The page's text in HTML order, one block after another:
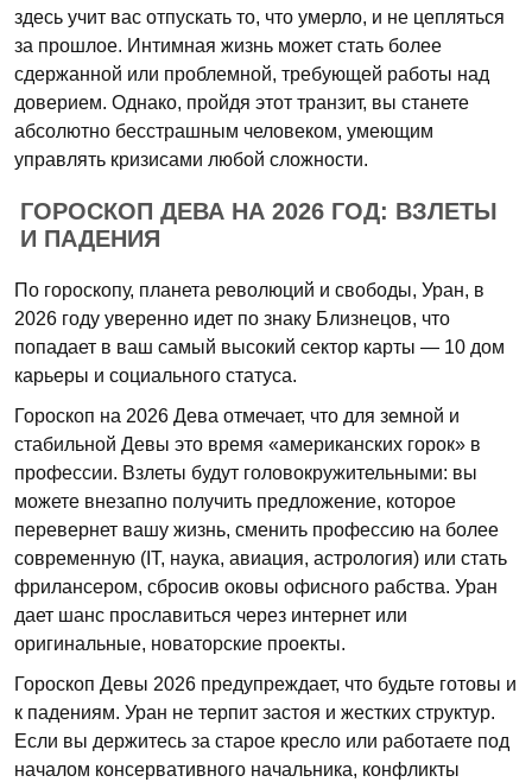
здесь учит вас отпускать то, что умерло, и не цепляться
за прошлое. Интимная жизнь может стать более
сдержанной или проблемной, требующей работы над
доверием. Однако, пройдя этот транзит, вы станете
абсолютно бесстрашным человеком, умеющим
управлять кризисами любой сложности.
ГОРОСКОП ДЕВА НА 2026 ГОД: ВЗЛЕТЫ
И ПАДЕНИЯ
По гороскопу, планета революций и свободы, Уран, в
2026 году уверенно идет по знаку Близнецов, что
попадает в ваш самый высокий сектор карты — 10 дом
карьеры и социального статуса.
Гороскоп на 2026 Дева отмечает, что для земной и
стабильной Девы это время «американских горок» в
профессии. Взлеты будут головокружительными: вы
можете внезапно получить предложение, которое
перевернет вашу жизнь, сменить профессию на более
современную (IT, наука, авиация, астрология) или стать
фрилансером, сбросив оковы офисного рабства. Уран
дает шанс прославиться через интернет или
оригинальные, новаторские проекты.
Гороскоп Девы 2026 предупреждает, что будьте готовы и
к падениям. Уран не терпит застоя и жестких структур.
Если вы держитесь за старое кресло или работаете под
началом консервативного начальника, конфликты